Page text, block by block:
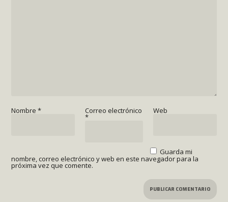
Nombre* Correo electrónico
*
Web
Guarda mi
nombre, correo electrónico y web en este navegador para la
próxima vez que comente.